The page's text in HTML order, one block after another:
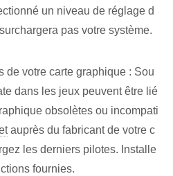
un niveau de réglage d
pas votre système.
de votre carte graphique : Sou
dans les jeux peuvent être lié
obsolètes ou incompati
auprès du fabricant de votre c
les derniers pilotes. Installe
fournies.